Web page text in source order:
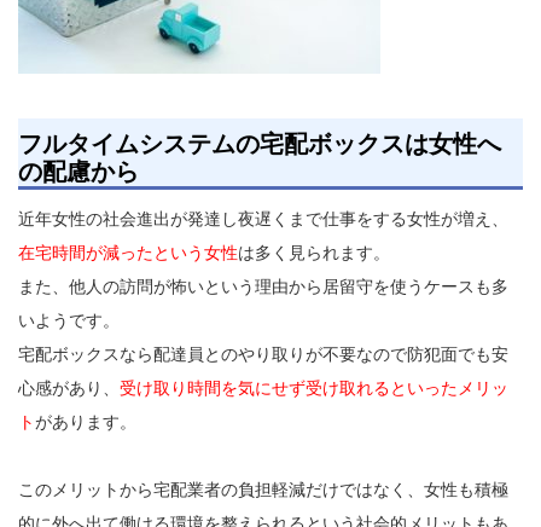
フルタイムシステムの宅配ボックスは女性へ
の配慮から
近年女性の社会進出が発達し夜遅くまで仕事をする女性が増え、
在宅時間が減ったという女性は多く見られます。
また、他人の訪問が怖いという理由から居留守を使うケースも多
いようです。
宅配ボックスなら配達員とのやり取りが不要なので防犯面でも安
心感があり、 受け取り時間を気にせず受け取れるといったメリッ
トがあります。
このメリットから宅配業者の負担軽減だけではなく、女性も積極
的に外へ出て働ける環境を整えられるという社会的メリットもあ